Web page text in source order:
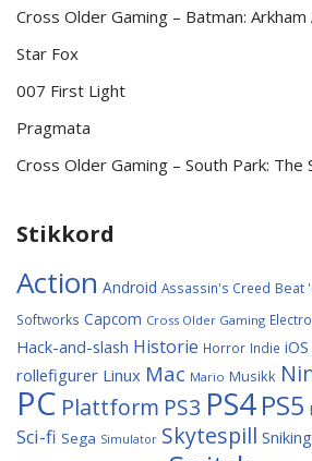
Cross Older Gaming – Batman: Arkham
Star Fox
007 First Light
Pragmata
Cross Older Gaming – South Park: The
Stikkord
Action Android Assassin's Creed Beat
Softworks Capcom Cross Older Gaming
Hack-and-slash Historie Horror Indie iOS
rollefigurer Linux Mac Mario Musikk
PC Plattform PS3 PS4PS5
Sci-fi Sega Simulator Skytespill Sniking